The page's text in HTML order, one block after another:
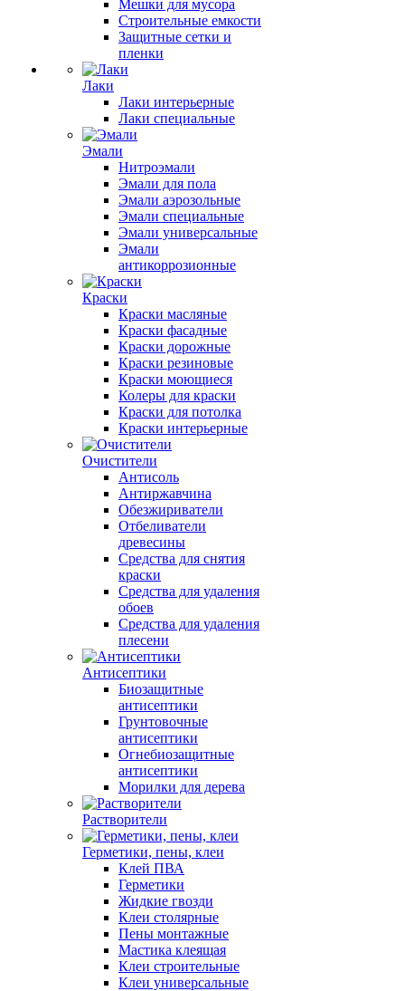
Мешки для мусора
Строительные емкости
Защитные сетки и
пленки
Лаки
Лаки интерьерные
Лаки специальные
Эмали
Нитроэмали
Эмали для пола
Эмали аэрозольные
Эмали специальные
Эмали универсальные
Эмали
антикоррозионные
Краски
Краски масляные
Краски фасадные
Краски дорожные
Краски резиновые
Краски моющиеся
Колеры для краски
Краски для потолка
Краски интерьерные
Очистители
Антисоль
Антиржавчина
Обезжириватели
Отбеливатели
древесины
Средства для снятия
краски
Средства для удаления
обоев
Средства для удаления
плесени
Антисептики
Биозащитные
антисептики
Грунтовочные
антисептики
Огнебиозащитные
антисептики
Морилки для дерева
Растворители
Герметики, пены, клеи
Клей ПВА
Герметики
Жидкие гвозди
Клеи столярные
Пены монтажные
Мастика клеящая
Клеи строительные
Клеи универсальные